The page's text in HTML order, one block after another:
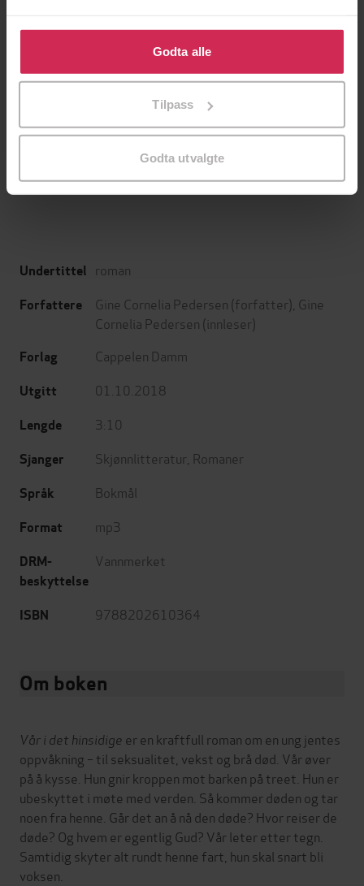
Klikk på «Godta alle» for å gi oss ditt samtykke til å
bruke cookies for alle disse formålene. Du kan også
tilpasse ditt samtykke til spesifikke formål ved å klikke
Godta alle
Tilpass
Godta utvalgte
Minnesota
EBOK
Utskudd
EBOK
Undertittel roman
Forfattere Gine Cornelia Pedersen (forfatter), Gine
Cornelia Pedersen (innleser)
Forlag Cappelen Damm
Utgitt 01.10.2018
Lengde 3:10
Sjanger Skjønnlitteratur Romaner
Språk Bokmål
Format mp3
DRM-
beskyttelse
Vannmerket
ISBN 9788202610364
Om boken
Vår i det hinsidige er en kraftfull roman om en ung jentes
oppvåkning – til seksualitet, vekst og brå død. Vår øver
på å kysse. Hun gnir kroppen mot barken på treet. Hun er
ubeskyttet i møte med verden. Så kommer døden og tar
noen fra henne. Går det an å nå den døde? Hvor reiser de
døde? Og hvem er egentlig Gud? Vår leter etter tegn.
Samtidig skyter alt rundt henne fart, hun skal snart bli
voksen.